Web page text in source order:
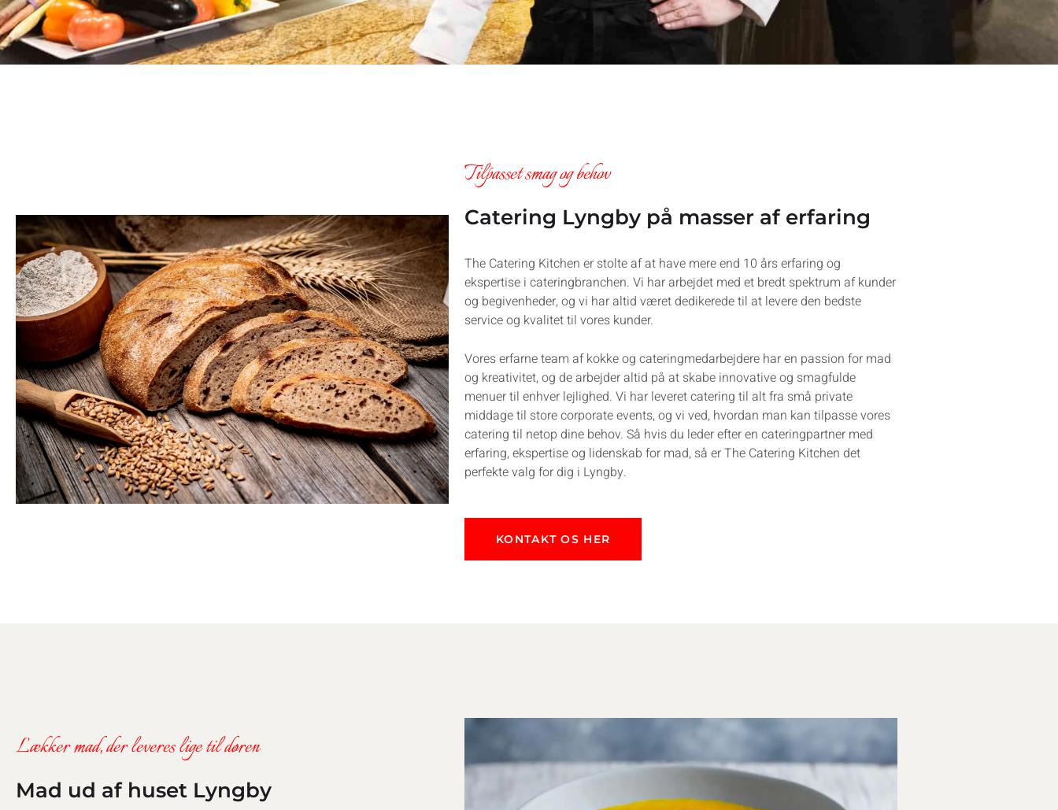
Tilpasset smag og behov
Catering Lyngby på masser af erfaring
The Catering Kitchen er stolte af at have mere end 10 års erfaring og
ekspertise i cateringbranchen. Vi har arbejdet med et bredt spektrum af kunder
og begivenheder, og vi har altid været dedikerede til at levere den bedste
service og kvalitet til vores kunder.
Vores erfarne team af kokke og cateringmedarbejdere har en passion for mad
og kreativitet, og de arbejder altid på at skabe innovative og smagfulde
menuer til enhver lejlighed. Vi har leveret catering til alt fra små private
middage til store corporate events, og vi ved, hvordan man kan tilpasse vores
catering til netop dine behov. Så hvis du leder efter en cateringpartner med
erfaring, ekspertise og lidenskab for mad, så er The Catering Kitchen det
perfekte valg for dig i Lyngby.
KONTAKT OS HER
Lækker mad, der leveres lige til døren
Mad ud af huset Lyngby